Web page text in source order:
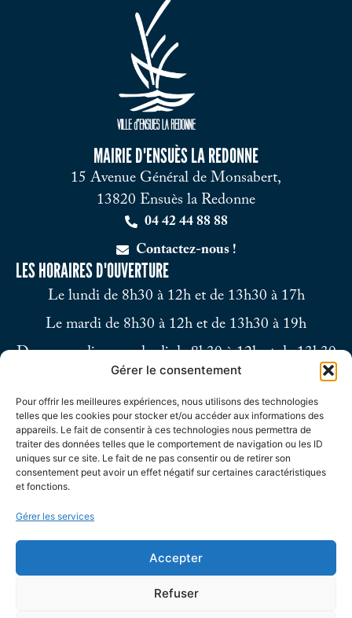
Gérer le consentement
Pour offrir les meilleures expériences, nous utilisons des technologies
telles que les cookies pour stocker et/ou accéder aux informations des
appareils. Le fait de consentir à ces technologies nous permettra de
traiter des données telles que le comportement de navigation ou les ID
uniques sur ce site. Le fait de ne pas consentir ou de retirer son
consentement peut avoir un effet négatif sur certaines caractéristiques
et fonctions.
Gérer les services
Accepter
Refuser
MAIRIE D'ENSUÈS LA REDONNE
15 Avenue Général de Monsabert,
13820 Ensuès la Redonne
04 42 44 88 88
Contactez-nous !
LES HORAIRES D'OUVERTURE
Le lundi de 8h30 à 12h et de 13h30 à 17h
Le mardi de 8h30 à 12h et de 13h30 à 19h
Du mercredi au vendredi de 8h30 à 12h et de 13h30
Le samedi de 9h à 12h